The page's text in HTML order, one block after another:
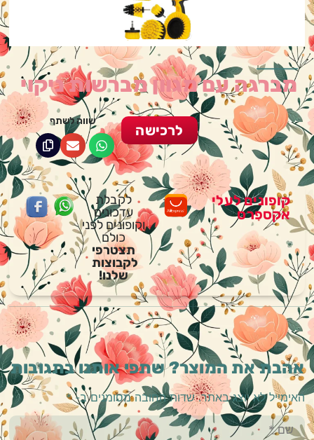
מברגה עם מגוון מברשות ניקוי
שווה לשתף
לרכישה
לקבלת
עדכונים
וקופונים לפני
כולם
תצטרפי
לקבוצות
שלנו!
קופונים לעלי
אקספרס
אהבת את המוצר? שתפי אותנו בתגובות
האימייל לא יוצג באתר. שדות החובה מסומנים ב-*